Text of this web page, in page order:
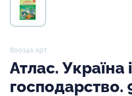
80014а арт
Атлас. Україна
господарство.